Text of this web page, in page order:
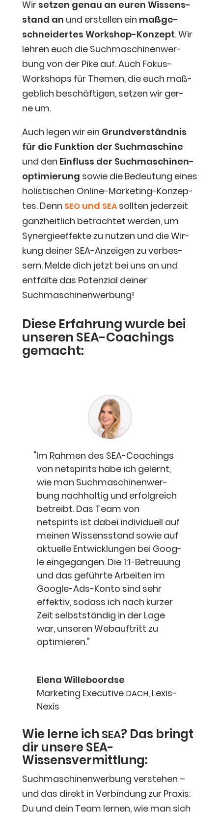
Wirset­zen genau an euren Wis­sens­
stand an und erstel­len ein maß­ge­
schnei­der­tes Work­shop-Kon­zept. Wir
leh­ren euch die Such­ma­schi­nen­wer­
bung von der Pike auf. Auch Fokus-
Work­shops für The­men, die euch maß­
geb­lich beschäf­ti­gen, set­zen wir ger­
ne um.
Auch legen wir ein Grund­ver­ständ­nis
für die Funk­ti­on der Such­ma­schi­ne
und den Ein­fluss der Such­ma­schi­nen­
op­ti­mie­rung sowie die Bedeu­tung eines
holis­ti­schen Online-Mar­ke­ting-Kon­zep­
tes. Denn SEOund SEAsoll­ten jeder­zeit
ganz­heit­lich betrach­tet wer­den, um
Syn­er­gie­ef­fek­te zu nut­zen und die Wir­
kung dei­ner SEA-Anzei­gen zu ver­bes­
sern. Mel­de dich jetzt bei uns an und
ent­fal­te das Poten­zi­al dei­ner
Suchmaschinenwerbung!
Die­se Erfah­rung wur­de bei
unse­ren SEA-Coa­chings
gemacht:
"Im Rah­men des SEA-Coa­chings
von netspirits habe ich gelernt,
wie man Such­ma­schi­nen­wer­
bung nach­hal­tig und erfolg­reich
betreibt. Das Team von
netspirits ist dabei indi­vi­du­ell auf
mei­nen Wis­sens­stand sowie auf
aktu­el­le Ent­wick­lun­gen bei Goog­
le ein­ge­gan­gen. Die 1:1-Betreuung
und das geführ­te Arbei­ten im
Goog­le-Ads-Kon­to sind sehr
effek­tiv, sodass ich nach kur­zer
Zeit selbst­stän­dig in der Lage
war, unse­ren Web­auf­tritt zu
optimieren."
Ele­na Willeboordse
Mar­ke­ting Exe­cu­ti­ve DACH, Lexis­
Ne­xis
Wie ler­ne ich SEA? Das bringt
dir unse­re SEA-
Wissensvermittlung:
Such­ma­schi­nen­wer­bung ver­ste­hen –
und das direkt in Ver­bin­dung zur Pra­xis:
Du und dein Team ler­nen, wie man sich